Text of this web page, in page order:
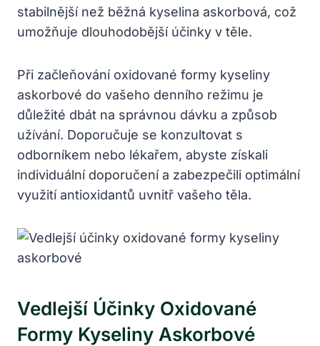
stabilnější než běžná kyselina askorbová, což
umožňuje dlouhodobější účinky v těle.
Při začleňování oxidované formy kyseliny
askorbové do vašeho denního režimu je
důležité dbát na správnou dávku a způsob
užívání. Doporučuje se konzultovat s
odborníkem nebo lékařem, abyste získali
individuální doporučení a zabezpečili optimální
využití antioxidantů uvnitř vašeho těla.
Vedlejší Účinky Oxidované
Formy Kyseliny Askorbové